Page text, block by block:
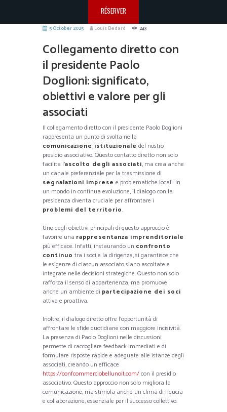
RÉSERVER
5 October 2025 Louis Bedard 243
Collegamento diretto con
il presidente Paolo
Doglioni: significato,
obiettivi e valore per gli
associati
Il collegamento diretto con il presidente Paolo Doglioni
rappresenta un punto di svolta nella
comunicazione istituzionale del nostro
presidio associativo. Questo contatto diretto non solo
facilita l’ascolto degli associati, ma crea anche
un canale preferenziale per la trasmissione di
segnalazioni imprese e problematiche locali. In
un mondo in continua evoluzione, il dialogo con la
presidenza diventa cruciale per affrontare i
problemi del territorio.
Uno degli obiettivi principali di questo approccio è
favorire una rappresentanza imprenditoriale
più efficace. Infatti, instaurando un confronto
continuo tra i soci e la dirigenza, si garantisce che
le esigenze di ciascun associato siano ascoltate e
integrate nelle decisioni strategiche. Questo non solo
rafforza il senso di appartenenza, ma promuove
anche un ambiente di partecipazione dei soci
attiva e proattiva.
Inoltre, il dialogo diretto offre l’opportunità di
affrontare le sfide quotidiane con maggiore incisività.
La presenza di Paolo Doglioni nelle discussioni
permette di raccogliere feedback immediati e di
formulare risposte rapide e adeguate alle istanze degli
associati, creando un efficace
https://confcommerciobellunoit.com/con il presidio
associativo. Questo approccio non solo migliora la
comunicazione, ma stimola anche un clima di fiducia
e collaborazione, essenziale per il successo collettivo.